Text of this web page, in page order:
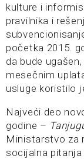
kulture i
pravilnika i
početka 2015.
da bude ugašen,
mesečnim
usluge koristilo
Najveći deo
godine –
Ministarstvo za
socijalna pitanja